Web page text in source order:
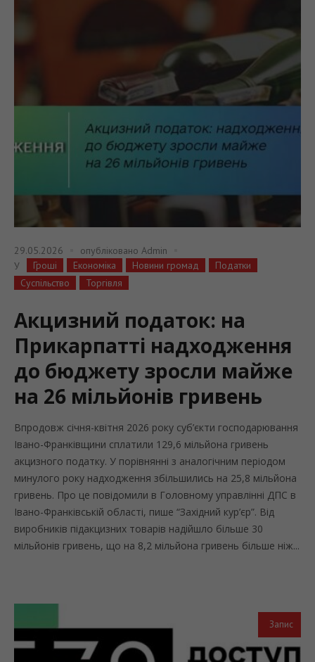
29.05.2026 опубліковано Admin
У
Гроші Економіка Новини громад
Податки
Суспільство
Торгівля
Акцизний податок: на
Прикарпатті надходження
до бюджету зросли майже
на 26 мільйонів гривень
Впродовж січня-квітня 2026 року суб’єкти господарювання
Івано-Франківщини сплатили 129,6 мільйона гривень
акцизного податку. У порівнянні з аналогічним періодом
минулого року надходження збільшились на 25,8 мільйона
гривень. Про це повідомили в Головному управлінні ДПС в
Івано-Франківській області, пише “Західний кур’єр”. Від
виробників підакцизних товарів надійшло більше 30
мільйонів гривень, що на 8,2 мільйона гривень більше ніж...
Запис